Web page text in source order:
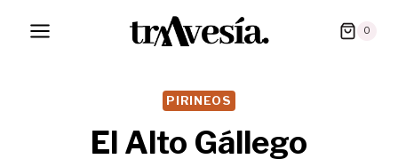
0
PIRINEOS
El Alto Gállego